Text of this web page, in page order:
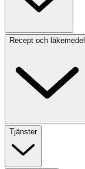
Recept och läkemedel
Tjänster